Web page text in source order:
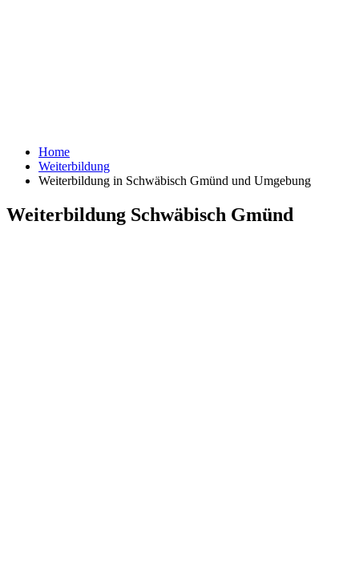
Home
Weiterbildung
Weiterbildung in Schwäbisch Gmünd und Umgebung
Weiterbildung Schwäbisch Gmünd